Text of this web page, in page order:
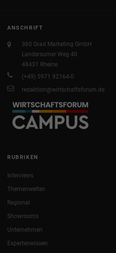
ANSCHRIFT
360 Grad Marketing GmbH
Landersumer Weg 40
48431 Rheine
(+49) 5971 92164-0
redaktion@wirtschaftsforum.de
RUBRIKEN
Interviews
Themenwelten
Regional
Showrooms
Unternehmen
Expertenwissen